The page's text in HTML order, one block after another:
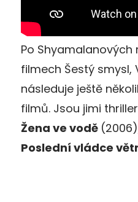
Po Shyamalanových
filmech Šestý smysl,
následuje ještě
filmů. Jsou jimi
Žena ve vodě
Poslední vládce